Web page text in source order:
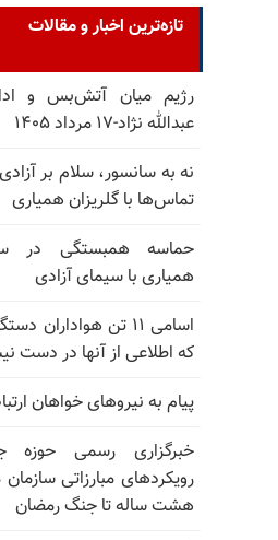
تازه‌ترین اخبار و مقالات
رژیم میان آتش‌بس و
عبدالله نژاد-۱۷ مرداد ۱۴۰۵
نه به سانسور، سلام بر
تماس‌ها با گلریزان همیاری
حماسه همبستگی در
همیاری با سیمای آزادی
اسامی ۱۱ تن
که اطلاعی از آنها در دست
پیام به نیروهای خواهان ارتباط -
خبرگزاری رسمی
رویکردهای مبارزاتی
هشت ساله تا جنگ رمضان